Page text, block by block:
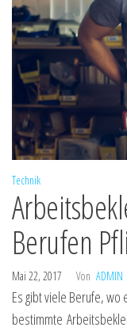
Technik
Berufen
Mai 22, 2017 Von ADMIN
Es gibt viele Berufe, wo
bestimmte